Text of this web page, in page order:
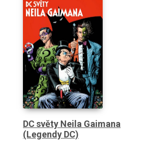
DC světy Neila Gaimana
(Legendy DC)